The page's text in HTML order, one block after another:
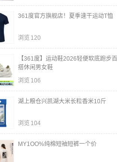
361度官方旗舰店！夏季速干运动T恤
浏览 120
【361度】运动鞋2026轻便软底跑步百
搭休闲男女鞋
浏览 106
湖上粮仓兴凯湖大米长粒香米10斤
浏览 104
MY1OO%纯棉短袖短裤一个价